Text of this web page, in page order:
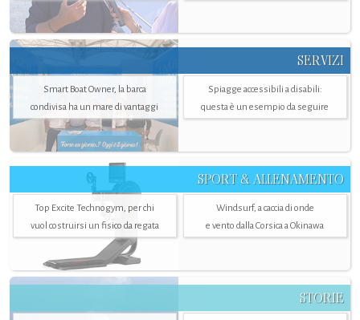
SERVIZI
Smart Boat Owner, la barca
condivisa ha un mare di vantaggi
Spiagge accessibili a disabili:
questa è un esempio da seguire
SPORT & ALLENAMENTO
Top Excite Technogym, per chi
vuol costruirsi un fisico da regata
Windsurf, a caccia di onde
e vento dalla Corsica a Okinawa
STORIE